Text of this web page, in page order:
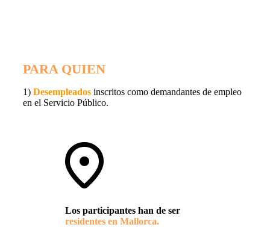
PARA QUIEN
1) Desempleados inscritos como demandantes de empleo
en el Servicio Público.
Los participantes han de ser
residentes en Mallorca.